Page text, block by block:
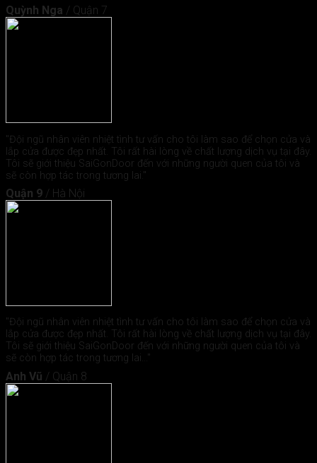
Quỳnh Nga / Quận 7
"Đội ngũ nhân viên nhiệt tình tư vấn cho tôi làm sao để chọn cửa và
lắp cửa được đẹp nhất. Tôi rất hài lòng về chất lượng dịch vụ tại đây.
Tôi sẽ giới thiệu SaiGonDoor đến với những người quen của tôi và
sẽ còn hợp tác trong tương lai."
Quận 9 / Hà Nội
"Đội ngũ nhân viên nhiệt tình tư vấn cho tôi làm sao để chọn cửa và
lắp cửa được đẹp nhất. Tôi rất hài lòng về chất lượng dịch vụ tại đây.
Tôi sẽ giới thiệu SaiGonDoor đến với những người quen của tôi và
sẽ còn hợp tác trong tương lai..."
Anh Vũ / Quận 8